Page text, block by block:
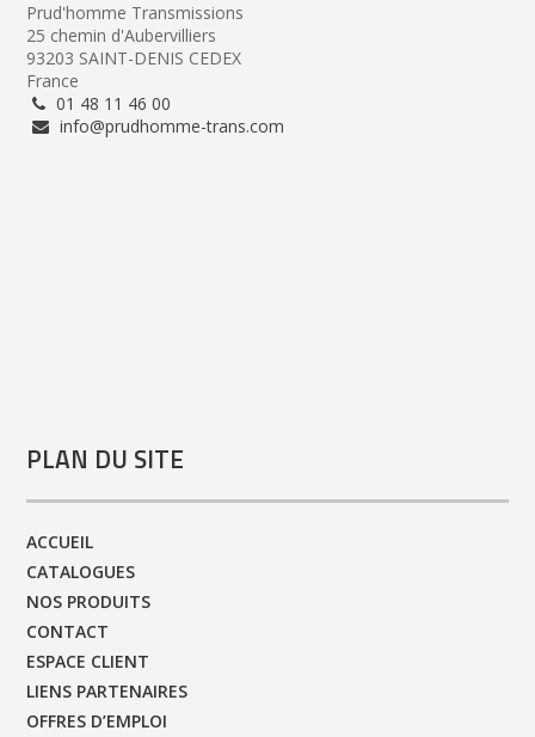
Prud'homme Transmissions
25 chemin d'Aubervilliers
93203 SAINT-DENIS CEDEX
France
01 48 11 46 00
info@prudhomme-trans.com
PLAN DU SITE
ACCUEIL
CATALOGUES
NOS PRODUITS
CONTACT
ESPACE CLIENT
LIENS PARTENAIRES
OFFRES D’EMPLOI